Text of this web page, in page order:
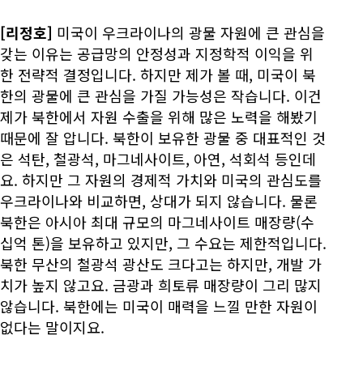
[리정호] 미국이 우크라이나의 광물 자원에 큰 관심을
갖는 이유는 공급망의 안정성과 지정학적 이익을 위
한 전략적 결정입니다. 하지만 제가 볼 때, 미국이 북
한의 광물에 큰 관심을 가질 가능성은 작습니다. 이건
제가 북한에서 자원 수출을 위해 많은 노력을 해봤기
때문에 잘 압니다. 북한이 보유한 광물 중 대표적인 것
은 석탄, 철광석, 마그네사이트, 아연, 석회석 등인데
요. 하지만 그 자원의 경제적 가치와 미국의 관심도를
우크라이나와 비교하면, 상대가 되지 않습니다. 물론
북한은 아시아 최대 규모의 마그네사이트 매장량(수
십억 톤)을 보유하고 있지만, 그 수요는 제한적입니다.
북한 무산의 철광석 광산도 크다고는 하지만, 개발 가
치가 높지 않고요. 금광과 희토류 매장량이 그리 많지
않습니다. 북한에는 미국이 매력을 느낄 만한 자원이
없다는 말이지요.